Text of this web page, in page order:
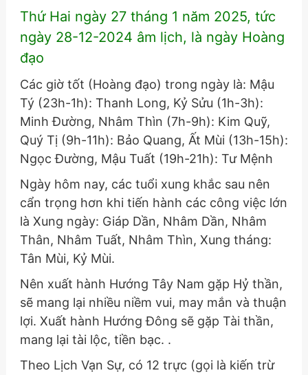
Thứ Hai ngày 27 tháng 1 năm 2025, tức
ngày 28-12-2024 âm lịch, là ngày Hoàng
đạo
Các giờ tốt (Hoàng đạo) trong ngày là: Mậu
Tý (23h-1h): Thanh Long, Kỷ Sửu (1h-3h):
Minh Đường, Nhâm Thìn (7h-9h): Kim Quỹ,
Quý Tị (9h-11h): Bảo Quang, Ất Mùi (13h-15h):
Ngọc Đường, Mậu Tuất (19h-21h): Tư Mệnh
Ngày hôm nay, các tuổi xung khắc sau nên
cẩn trọng hơn khi tiến hành các công việc lớn
là Xung ngày: Giáp Dần, Nhâm Dần, Nhâm
Thân, Nhâm Tuất, Nhâm Thìn, Xung tháng:
Tân Mùi, Kỷ Mùi.
Nên xuất hành Hướng Tây Nam gặp Hỷ thần,
sẽ mang lại nhiều niềm vui, may mắn và thuận
lợi. Xuất hành Hướng Đông sẽ gặp Tài thần,
mang lại tài lộc, tiền bạc. .
Theo Lịch Vạn Sự, có 12 trực (gọi là kiến trừ